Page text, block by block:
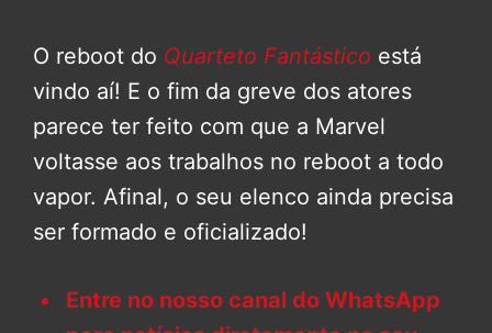
O reboot do Quarteto Fantástico está
vindo aí! E o fim da greve dos atores
parece ter feito com que a Marvel
voltasse aos trabalhos no reboot a todo
vapor. Afinal, o seu elenco ainda precisa
ser formado e oficializado!
Entre no nosso canal do WhatsApp